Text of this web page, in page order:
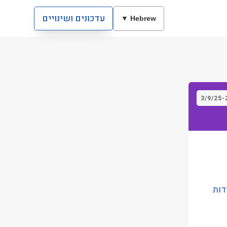
Hebrew ▼ עדכונים ושינויים
-
3/9/25